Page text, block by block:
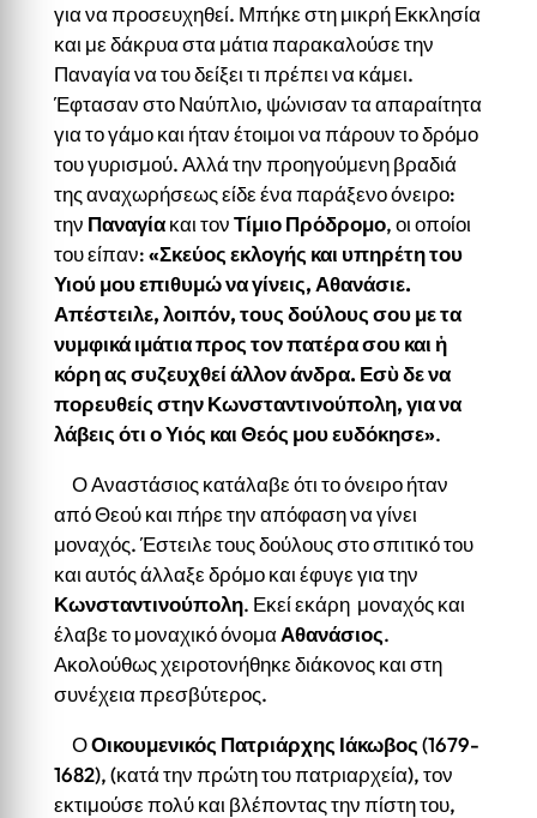
για να προσευχηθεί. Μπήκε στη μικρή Εκκλησία
και με δάκρυα στα μάτια παρακαλούσε την
Παναγία να του δείξει τι πρέπει να κάμει.
Έφτασαν στο Ναύπλιο, ψώνισαν τα απαραίτητα
για το γάμο και ήταν έτοιμοι να πάρουν το δρόμο
του γυρισμού. Αλλά την προηγούμενη βραδιά
της αναχωρήσεως είδε ένα παράξενο όνειρο:
την Παναγίακαι τονΤίμιο Πρόδρομο, οι οποίοι
του είπαν:«Σκεύος εκλογής και υπηρέτη του
Υιού μου επιθυμώ να γίνεις, Αθανάσιε.
Απέστειλε, λοιπόν, τους δούλους σου με τα
νυμφικά ιμάτια προς τον πατέρα σου και ἡ
κόρη ας συζευχθεί άλλον άνδρα. Εσὺ δε να
πορευθείς στην Κωνσταντινούπολη, για να
λάβεις ότι ο Υιός και Θεός μου ευδόκησε».
Ο Αναστάσιος κατάλαβε ότι το όνειρο ήταν
από Θεού και πήρε την απόφαση να γίνει
μοναχός. Έστειλε τους δούλους στο σπιτικό του
και αυτός άλλαξε δρόμο και έφυγε για την
Κωνσταντινούπολη. Εκεί εκάρη μοναχός και
έλαβε το μοναχικό όνομαΑθανάσιος.
Ακολούθως χειροτονήθηκε διάκονος και στη
συνέχεια πρεσβύτερος.
ΟΟικουμενικός Πατριάρχης Ιάκωβος(1679-
1682), (κατά την πρώτη του πατριαρχεία), τον
εκτιμούσε πολύ και βλέποντας την πίστη του,